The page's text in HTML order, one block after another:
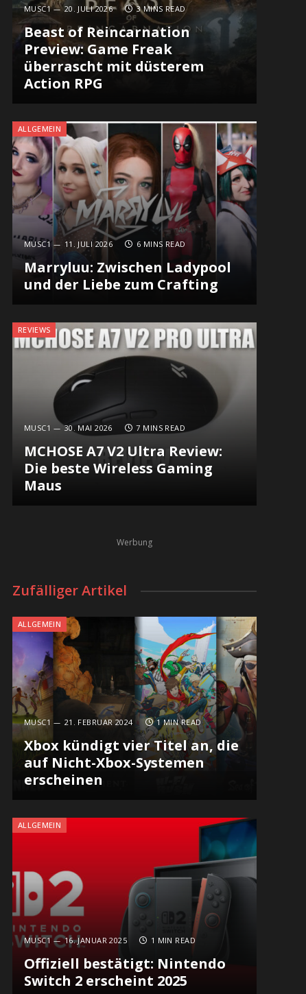
MUSC1 20. JULI 2026 3 MINS READ
Beast of Reincarnation
Preview: Game Freak
überrascht mit düsterem
Action RPG
ALLGEMEIN
MUSC1 11. JULI 2026 6 MINS READ
Marryluu: Zwischen Ladypool
und der Liebe zum Crafting
REVIEWS
MUSC1 30. MAI 2026 7 MINS READ
MCHOSE A7 V2 Ultra Review:
Die beste Wireless Gaming
Maus
Werbung
Zufälliger Artikel
ALLGEMEIN
MUSC1 21. FEBRUAR 2024 1 MIN READ
Xbox kündigt vier Titel an, die
auf Nicht-Xbox-Systemen
erscheinen
ALLGEMEIN
MUSC1 16. JANUAR 2025 1 MIN READ
Offiziell bestätigt: Nintendo
Switch 2 erscheint 2025